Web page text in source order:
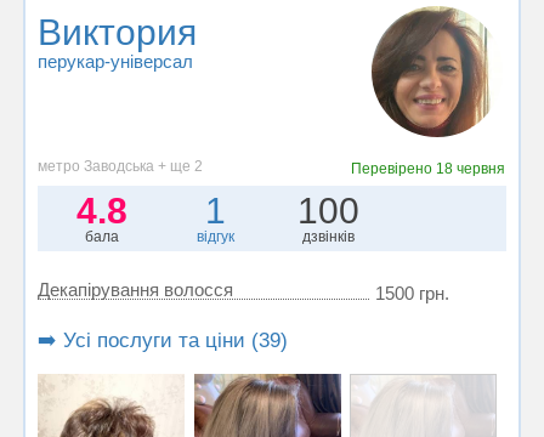
Виктория
перукар-універсал
метро Заводська + ще 2 Перевірено 18 червня
4.8
бала
1
відгук
100
дзвінків
Декапірування волосся 1500 грн.
➡️ Усі послуги та ціни (39)